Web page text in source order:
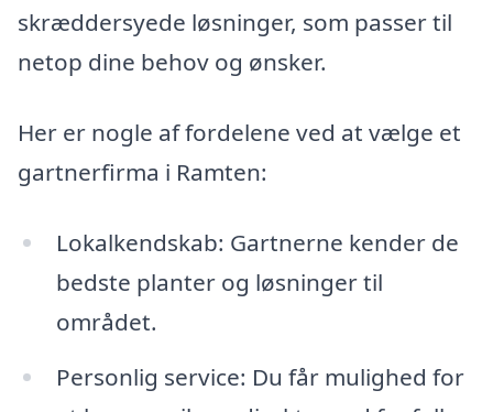
skræddersyede løsninger, som passer til
netop dine behov og ønsker.
Her er nogle af fordelene ved at vælge et
gartnerfirma i Ramten:
Lokalkendskab: Gartnerne kender de
bedste planter og løsninger til
området.
Personlig service: Du får mulighed for